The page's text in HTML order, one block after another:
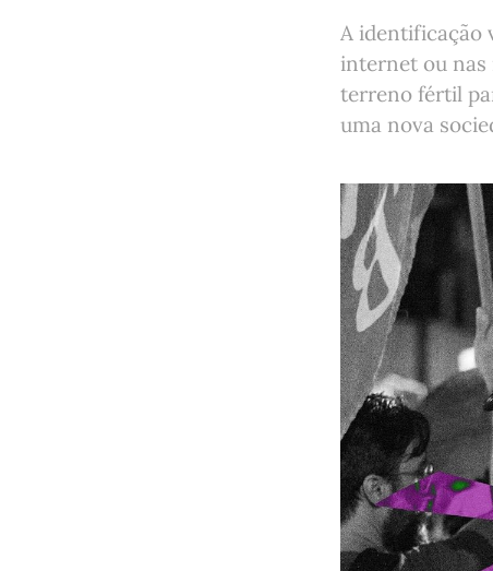
A identificação
internet ou nas
terreno fértil
uma nova